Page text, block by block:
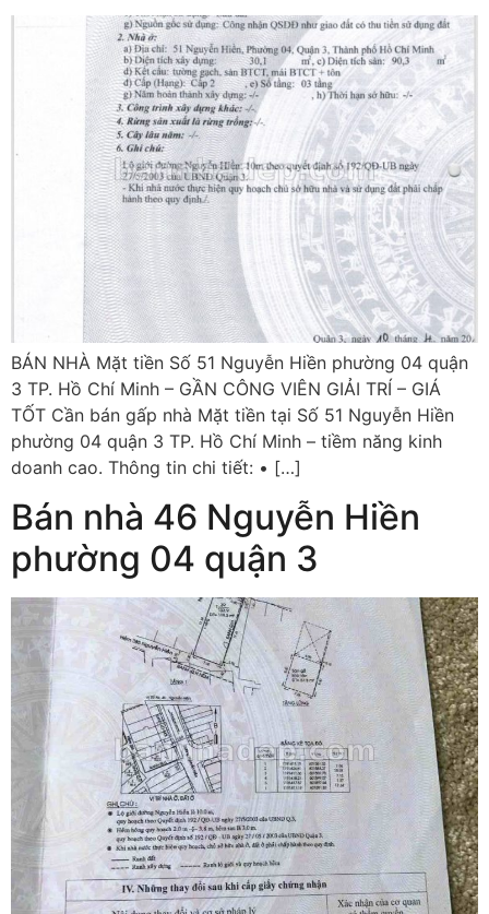
BÁN NHÀ Mặt tiền Số 51 Nguyễn Hiền phường 04 quận
3 TP. Hồ Chí Minh – GẦN CÔNG VIÊN GIẢI TRÍ – GIÁ
TỐT Cần bán gấp nhà Mặt tiền tại Số 51 Nguyễn Hiền
phường 04 quận 3 TP. Hồ Chí Minh – tiềm năng kinh
doanh cao. Thông tin chi tiết: • […]
Bán nhà 46 Nguyễn Hiền
phường 04 quận 3